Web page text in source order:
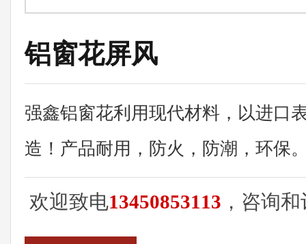
铝窗花屏风
强鑫铝窗花利用现代材料，以进口
造！产品耐用，防火，防潮，环保
欢迎致电13450853113 ，咨询